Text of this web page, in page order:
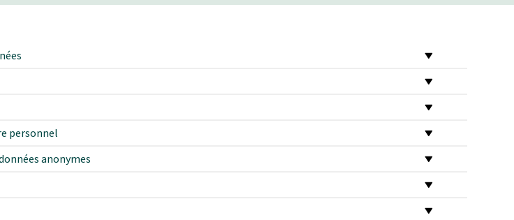
personnel
anonymes